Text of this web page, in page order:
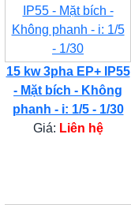
15 kw 3pha EP+ IP55
- Mặt bích - Không
phanh - i: 1/5 - 1/30
Giá: Liên hệ